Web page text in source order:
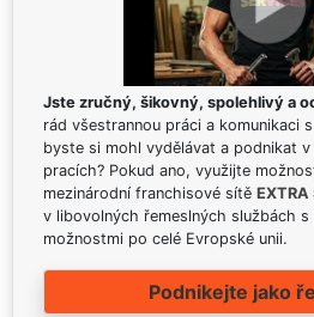
Jste zručný, šikovný, spolehlivý a
rád všestrannou práci a komunikaci
byste si mohl vydělávat a podnikat
pracích? Pokud ano, využijte
mezinárodní franchisové sítě EXTRA
v libovolných řemeslných službách s
možnostmi po celé Evropské unii.
Podnikejte jako